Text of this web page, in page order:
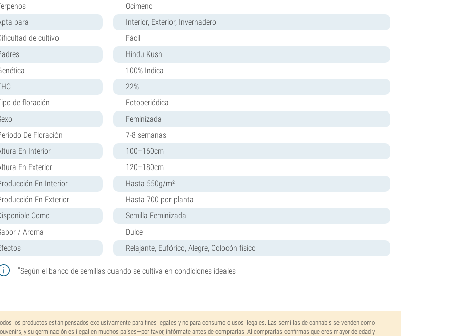
Ocimeno
para
Interior, Exterior, Invernadero
de cultivo
Fácil
Hindu Kush
100% Indica
22%
de floración
Fotoperiódica
Feminizada
De Floración
7-8 semanas
En Interior
100–160cm
En Exterior
120–180cm
En Interior
Hasta 550g/m²
En Exterior
Hasta 700 por planta
Como
Semilla Feminizada
/ Aroma
Dulce
Relajante, Eufórico, Alegre, Colocón físico
*Según el banco de semillas cuando se cultiva en condiciones ideales
los productos están pensados exclusivamente para fines legales y no para consumo o usos ilegales. Las semillas de cannabis se venden como
y su germinación es ilegal en muchos países—por favor, infórmate antes de comprarlas. Al comprarlas confirmas que eres mayor de edad y